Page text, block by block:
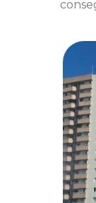
partida